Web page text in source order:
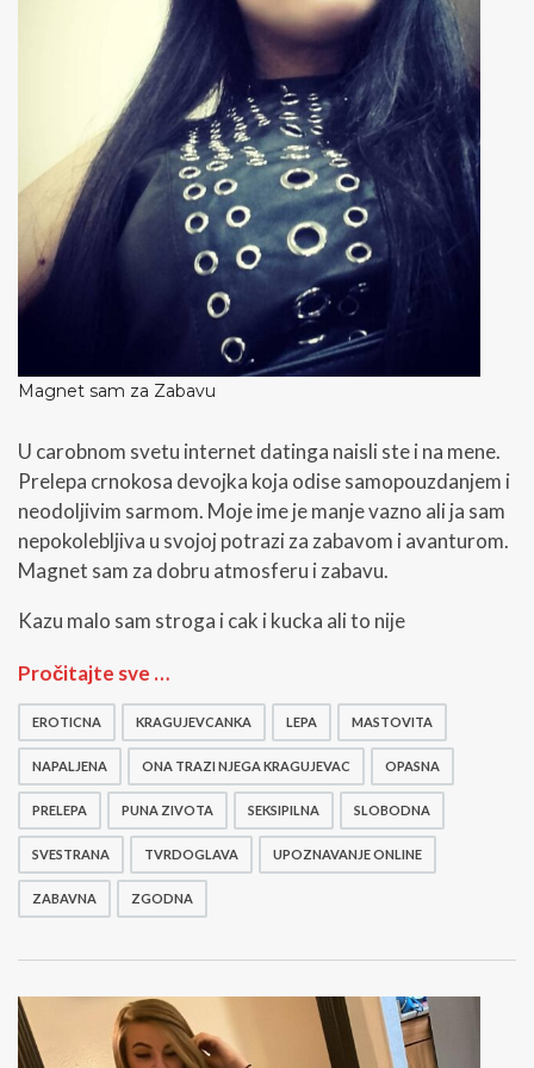
Magnet sam za Zabavu
U carobnom svetu internet datinga naisli ste i na mene.
Prelepa crnokosa devojka koja odise samopouzdanjem i
neodoljivim sarmom. Moje ime je manje vazno ali ja sam
nepokolebljiva u svojoj potrazi za zabavom i avanturom.
Magnet sam za dobru atmosferu i zabavu.
Kazu malo sam stroga i cak i kucka ali to nije
M
n
t
a
m
z
a
a
a
v
u
Pročitajte sve …
EROTICNA KRAGUJEVCANKA LEPA MASTOVITA
NAPALJENA ONA TRAZI NJEGA KRAGUJEVAC OPASNA
PRELEPA PUNA ZIVOTA SEKSIPILNA SLOBODNA
SVESTRANA TVRDOGLAVA UPOZNAVANJE ONLINE
ZABAVNA ZGODNA